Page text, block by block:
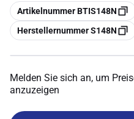
Kopieren
Artikelnummer BTIS148N
Kopieren
Herstellernummer S148N
Melden Sie sich an, um
anzuzeigen